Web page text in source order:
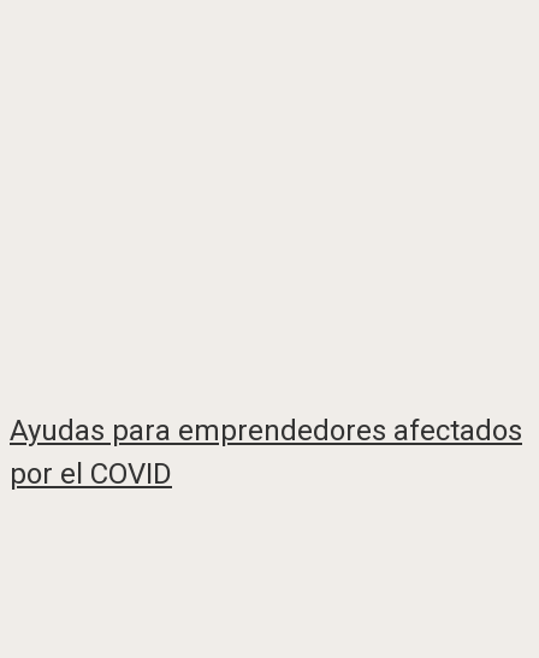
Ayudas para emprendedores afectados
por el COVID